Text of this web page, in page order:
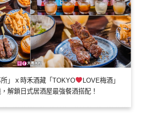
」ｘ時禾酒藏「TOKYO
LOVE梅酒」
解鎖日式居酒屋最強餐酒搭配！